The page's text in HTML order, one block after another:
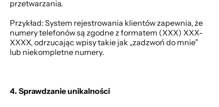
przetwarzania.
Przykład: System rejestrowania klientów zapewnia, że
numery telefonów są zgodne z formatem (XXX) XXX-
XXXX, odrzucając wpisy takie jak „zadzwoń do mnie”
lub niekompletne numery.
4. Sprawdzanie unikalności